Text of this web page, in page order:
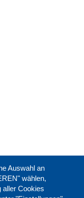
Auswahl an
wählen,
aller Cookies